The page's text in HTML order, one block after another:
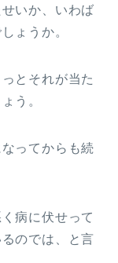
いか、いわば
ょうか。
とそれが当た
う。
ってからも続
病に伏せって
のでは、と言